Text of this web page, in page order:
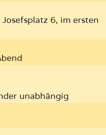
6, im ersten
unabhängig